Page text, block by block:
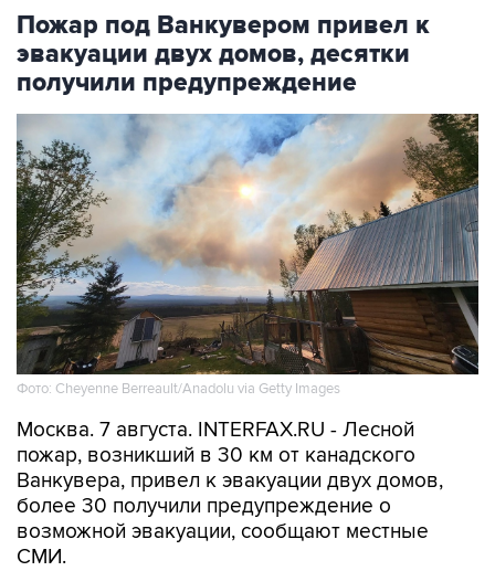
Пожар под Ванкувером привел к
эвакуации двух домов, десятки
получили предупреждение
Фото: Cheyenne Berreault/Anadolu via Getty Images
Москва. 7 августа. INTERFAX.RU - Лесной
пожар, возникший в 30 км от канадского
Ванкувера, привел к эвакуации двух домов,
более 30 получили предупреждение о
возможной эвакуации, сообщают местные
СМИ.